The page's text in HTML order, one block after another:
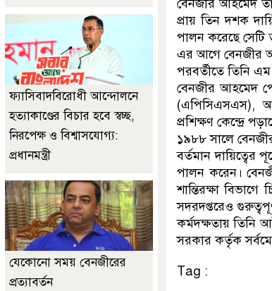
বেনজীর আহমেদ
প্রায় তিন দশক
পালন করেছে সেটি
এর আগে বেনজীর
পরবর্তীতে তিনি
বেনজীর আহমেদ
(এপিসিএসএস),
প্রশিক্ষণ কেন্দ্রে
১৯৮৮ সালে
বর্তমান দায়িত্বের
পালন করেন।
শান্তিরক্ষা
সদরদপ্তরেও
কর্মদক্ষতায় তিনি
সরকার কর্তৃক
Tag :
ফ্যাসিবাদবিরোধী আন্দোলনে
হত্যাকাণ্ডের বিচার হবে স্বচ্ছ,
নিরপেক্ষ ও বিশ্বাসযোগ্য:
প্রধানমন্ত্রী
যেকোনো সময় বেনজীরের
প্রত্যাবর্তন